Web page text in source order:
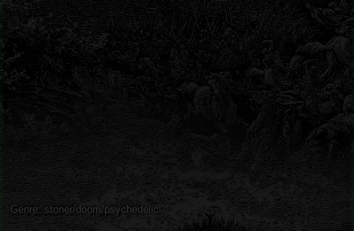
Genre: stoner/doom/psychedelic